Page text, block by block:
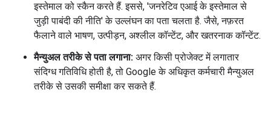
इस्तेमाल को स्कैन करते हैं. इससे, 'जनरेटिव एआई के इस्तेमाल से
जुड़ी पाबंदी की नीति' के उल्लंघन का पता चलता है. जैसे, नफ़रत
फैलाने वाले भाषण, उत्पीड़न, अश्लील कॉन्टेंट, और खतरनाक कॉन्टेंट.
मैन्युअल तरीके से पता लगाना: अगर किसी प्रोजेक्ट में लगातार
संदिग्ध गतिविधि होती है, तो Google के अधिकृत कर्मचारी मैन्युअल
तरीके से उसकी समीक्षा कर सकते हैं.